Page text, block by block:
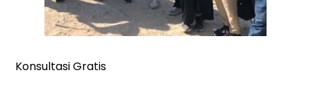
Konsultasi Gratis